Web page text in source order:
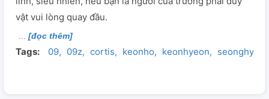
vật vui lòng quay đầu.
[đọc thêm]
Tags: 09 09z cortis keonho keonhyeon